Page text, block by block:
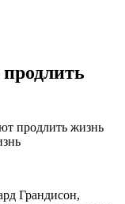
продлить жизнь
Грандисон,